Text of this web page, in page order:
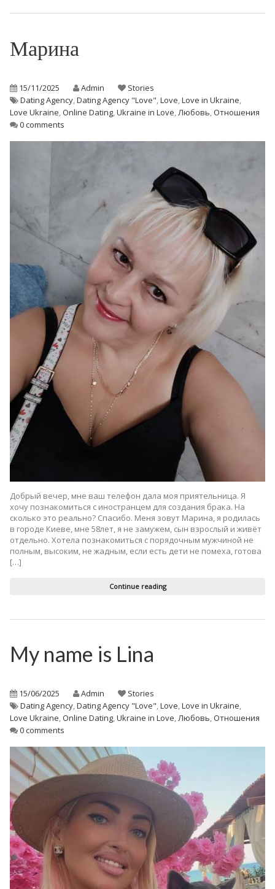
Марина
15/11/2025 Admin
Stories
Dating Agency,Dating Agency "Love",Love,Love in Ukraine,
Love Ukraine,Online Dating,Ukraine in Love,Любовь,Отношения
0 comments
Добрый вечер, мне ваш телефон дала моя приятельница. Я
хочу познакомиться с иностранцем для создания брака. На
сколько это реально? Спасибо. Меня зовут Марина, я родилась
в городе Киеве, мне 58лет, я не замужем, сын взрослый и живёт
отдельно. Хотела познакомиться с порядочным мужчиной не
полным, высоким, не жадным, если есть дети не помеха, готова
[…]
Continue reading
My name is Lina
15/06/2025 Admin
Stories
Dating Agency,Dating Agency "Love",Love,Love in Ukraine,
Love Ukraine,Online Dating,Ukraine in Love,Любовь,Отношения
0 comments